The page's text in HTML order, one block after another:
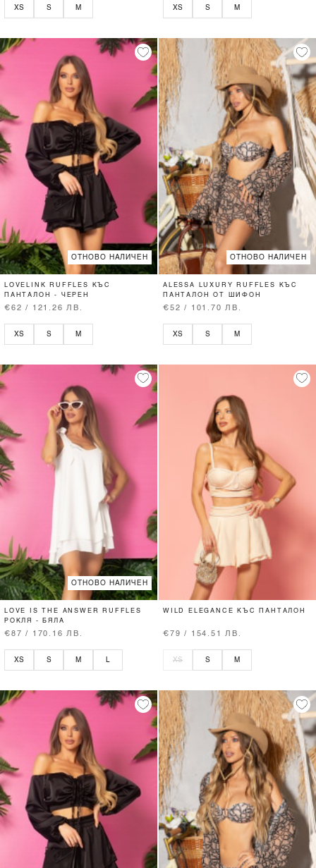
XS S M XS S M
ОТНОВО НАЛИЧЕН
LOVELINK RUFFLES КЪС
ПАНТАЛОН - ЧЕРЕН
€62 / 121.26 ЛВ.
XS S M
ОТНОВО НАЛИЧЕН
ALESSA LUXURY RUFFLES КЪС
ПАНТАЛОН ОТ ШИФОН
€52 / 101.70 ЛВ.
XS S M
ОТНОВО НАЛИЧЕН
LOVE IS THE ANSWER RUFFLES
РОКЛЯ - БЯЛА
€87 / 170.16 ЛВ.
XS S M L
WILD ELEGANCE КЪС ПАНТАЛОН
€79 / 154.51 ЛВ.
XS S M